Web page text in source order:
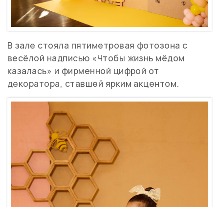
В зале стояла пятиметровая фотозона с
весёлой надписью «Чтобы жизнь мёдом
казалась» и фирменной цифрой от
декоратора, ставшей ярким акцентом.